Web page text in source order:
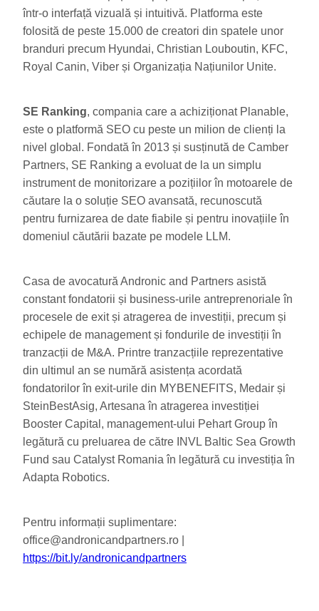
într-o interfață vizuală și intuitivă. Platforma este
folosită de peste 15.000 de creatori din spatele unor
branduri precum Hyundai, Christian Louboutin, KFC,
Royal Canin, Viber și Organizația Națiunilor Unite.
SE Ranking, compania care a achiziționat Planable,
este o platformă SEO cu peste un milion de clienți la
nivel global. Fondată în 2013 și susținută de Camber
Partners, SE Ranking a evoluat de la un simplu
instrument de monitorizare a pozițiilor în motoarele de
căutare la o soluție SEO avansată, recunoscută
pentru furnizarea de date fiabile și pentru inovațiile în
domeniul căutării bazate pe modele LLM.
Casa de avocatură Andronic and Partners asistă
constant fondatorii și business-urile antreprenoriale în
procesele de exit și atragerea de investiții, precum și
echipele de management și fondurile de investiții în
tranzacții de M&A. Printre tranzacțiile reprezentative
din ultimul an se numără asistența acordată
fondatorilor în exit-urile din MYBENEFITS, Medair și
SteinBestAsig, Artesana în atragerea investiției
Booster Capital, management-ului Pehart Group în
legătură cu preluarea de către INVL Baltic Sea Growth
Fund sau Catalyst Romania în legătură cu investiția în
Adapta Robotics.
Pentru informații suplimentare:
office@andronicandpartners.ro |
https://bit.ly/andronicandpartners